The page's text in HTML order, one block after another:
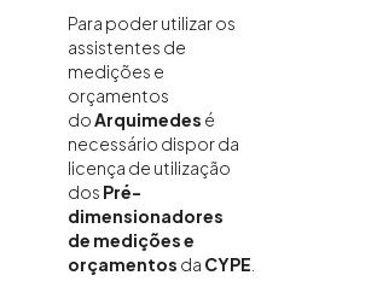
Para poder utilizar os
assistentes de
medições e
orçamentos
doArquimedes é
necessário dispor da
licença de utilização
dos Pré-
dimensionadores
de medições e
orçamentos da CYPE